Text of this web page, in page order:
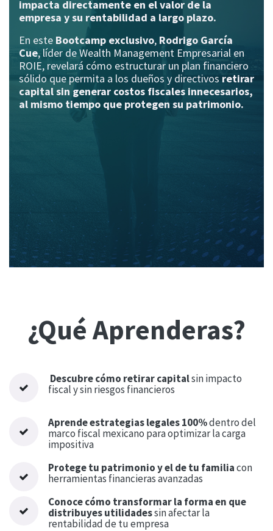
impacta directamente en el valor de la
empresa y su rentabilidad a largo plazo.
En este Bootcamp exclusivo, Rodrigo García
Cue, líder de Wealth Management Empresarial en
ROIE, revelará cómo estructurar un plan financiero
sólido que permita a los dueños y directivosretirar
capital sin generar costos fiscales innecesarios,
al mismo tiempo que protegen su patrimonio.
¿Qué Aprenderas?
Descubre cómo retirar capitalsin impacto
fiscal y sin riesgos financieros
Aprende estrategias legales 100%dentro del
marco fiscal mexicano para optimizar la carga
impositiva
Protege tu patrimonio y el de tu familiacon
herramientas financieras avanzadas
Conoce cómo transformar la forma en que
distribuyes utilidadessin afectar la
rentabilidad de tu empresa